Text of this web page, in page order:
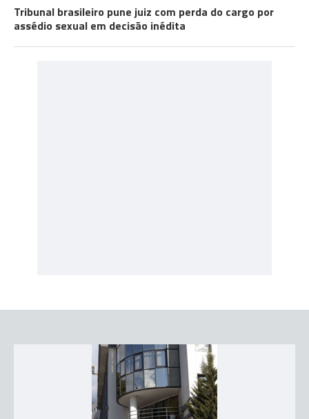
Tribunal brasileiro pune juiz com perda do cargo por
assédio sexual em decisão inédita